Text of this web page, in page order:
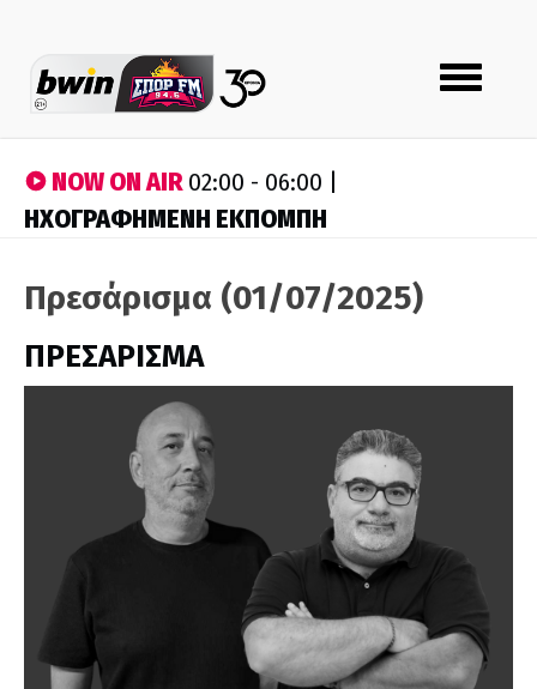
Toggle
navigation
NOW ON AIR02:00 - 06:00 |
ΗΧΟΓΡΑΦΗΜΕΝΗ ΕΚΠΟΜΠΗ
Πρεσάρισμα (01/07/2025)
ΠΡΕΣΑΡΙΣΜΑ